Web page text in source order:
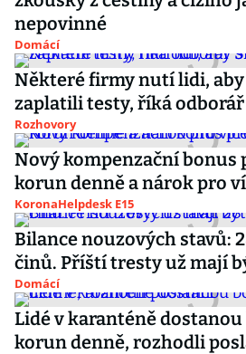
nepovinné
Domácí
Některé firmy nutí lidi, aby
zaplatili testy, říká
Rozhovory
Nový kompenzační bonus
korun denně a nárok pro
KoronaHelpdesk E15
Bilance nouzových stavů:
činů. Příští tresty už mají
Domácí
Lidé v karanténě dostanou
korun denně, rozhodli